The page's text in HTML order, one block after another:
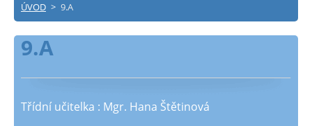
ÚVOD > 9.A
9.A
Třídní učitelka : Mgr. Hana Štětinová